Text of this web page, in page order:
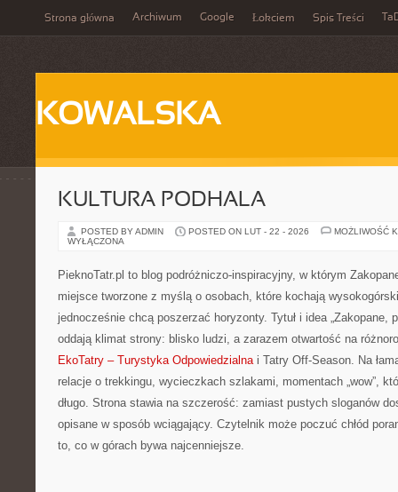
Strona główna Archiwum Google Łokciem Spis Treści
KOWALSKA
KULTURA PODHALA
POSTED BY ADMIN POSTED ON LUT - 22 - 2026
MOŻLIWOŚĆ
WYŁĄCZONA
PieknoTatr.pl to blog podróżniczo-inspiracyjny, w którym
miejsce tworzone z myślą o osobach, które kochają
jednocześnie chcą poszerzać horyzonty. Tytuł i idea „Zakopane,
oddają klimat strony: blisko ludzi, a zarazem otwartość na
EkoTatry – Turystyka Odpowiedzialnai Tatry Off-Season. Na
relacje o trekkingu, wycieczkach szlakami, momentach „wow”,
długo. Strona stawia na szczerość: zamiast pustych sloganów
opisane w sposób wciągający. Czytelnik może poczuć chłód
to, co w górach bywa najcenniejsze.